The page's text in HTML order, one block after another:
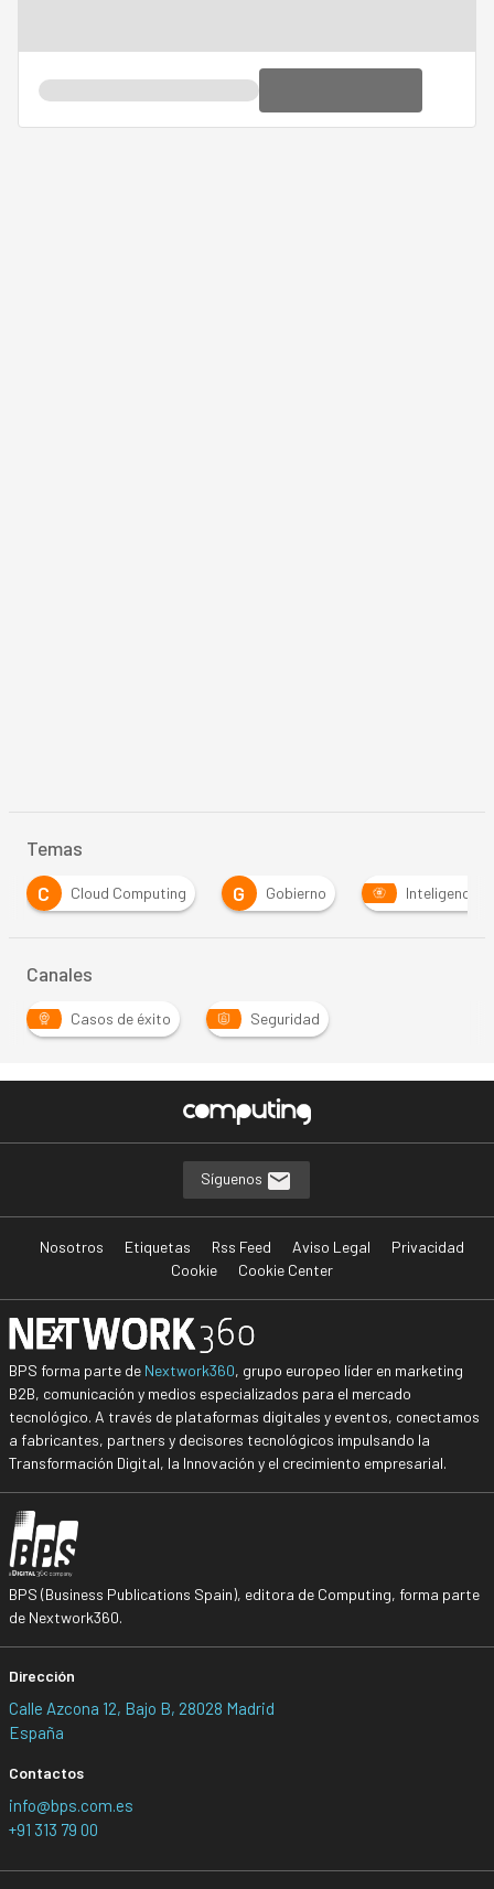
Temas
Cloud Computing Gobierno Inteligencia
Canales
Casos de éxito Seguridad
Síguenos
Nosotros Etiquetas Rss Feed Aviso Legal
Privacidad
Cookie
Cookie Center
BPS forma parte de Nextwork360, grupo europeo líder en marketing
B2B, comunicación y medios especializados para el mercado
tecnológico. A través de plataformas digitales y eventos, conectamos
a fabricantes, partners y decisores tecnológicos impulsando la
Transformación Digital, la Innovación y el crecimiento empresarial.
BPS (Business Publications Spain), editora de Computing, forma parte
de Nextwork360.
Dirección
Calle Azcona 12, Bajo B, 28028 Madrid
España
Contactos
info@bps.com.es
+91 313 79 00